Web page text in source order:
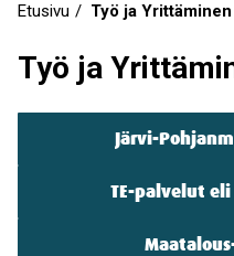
Etusivu Työ ja Yrittäminen
Työ ja
pikalinkit
Järvi-
TE-palvelut